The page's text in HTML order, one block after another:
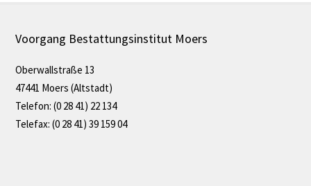
Voorgang Bestattungsinstitut Moers
Oberwallstraße 13
47441 Moers (Altstadt)
Telefon: (0 28 41) 22 134
Telefax: (0 28 41) 39 159 04